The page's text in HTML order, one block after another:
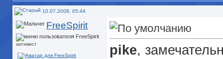
10.07.2008, 05:44
FreeSpirit
активист pike,